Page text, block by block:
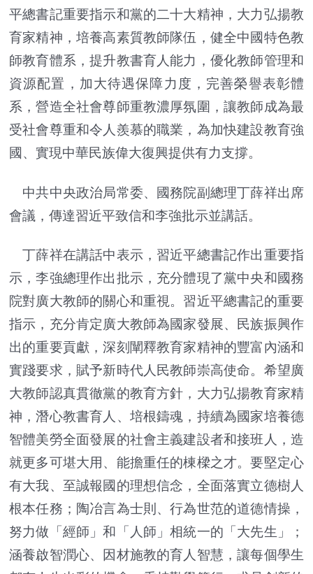
平總書記重要指示和黨的二十大精神，大力弘揚教
育家精神，培養高素質教師隊伍，健全中國特色教
師教育體系，提升教書育人能力，優化教師管理和
資源配置，加大待遇保障力度，完善榮譽表彰體
系，營造全社會尊師重教濃厚氛圍，讓教師成為最
受社會尊重和令人羨慕的職業，為加快建設教育強
國、實現中華民族偉大復興提供有力支撐。
中共中央政治局常委、國務院副總理丁薛祥出席
會議，傳達習近平致信和李強批示並講話。
丁薛祥在講話中表示，習近平總書記作出重要指
示，李強總理作出批示，充分體現了黨中央和國務
院對廣大教師的關心和重視。習近平總書記的重要
指示，充分肯定廣大教師為國家發展、民族振興作
出的重要貢獻，深刻闡釋教育家精神的豐富內涵和
實踐要求，賦予新時代人民教師崇高使命。希望廣
大教師認真貫徹黨的教育方針，大力弘揚教育家精
神，潛心教書育人、培根鑄魂，持續為國家培養德
智體美勞全面發展的社會主義建設者和接班人，造
就更多可堪大用、能擔重任的棟樑之才。要堅定心
有大我、至誠報國的理想信念，全面落實立德樹人
根本任務；陶冶言為士則、行為世范的道德情操，
努力做「經師」和「人師」相統一的「大先生」；
涵養啟智潤心、因材施教的育人智慧，讓每個學生